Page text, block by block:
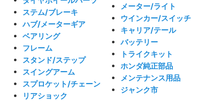
ステム/ブレーキ
ハブ/メーターギア
ベアリング
フレーム
スタンド/ステップ
スイングアーム
スプロケット/チェーン
リアショック
メーター/ライト
ウインカー/スイッチ
キャリア/テール
バッテリー
トライクキット
ホンダ純正部品
メンテナンス用品
ジャンク市